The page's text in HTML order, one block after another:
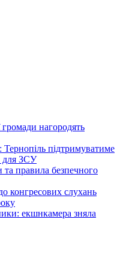
громади нагородять
Тернопіль підтримуватиме
для ЗСУ
та правила безпечного
конгресових слухань
екшнкамера зняла